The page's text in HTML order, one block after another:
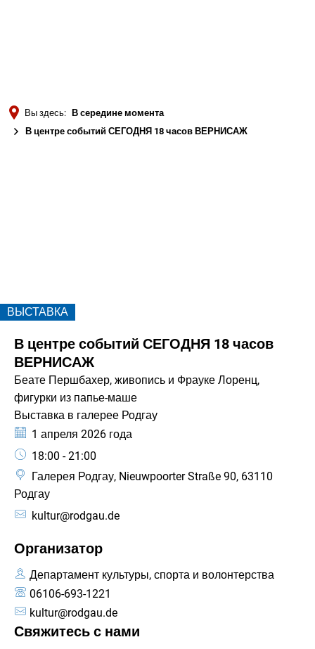
Вы здесь:
В середине момента
В центре событий СЕГОДНЯ 18 часов ВЕРНИСАЖ
ВЫСТАВКА
В центре событий СЕГОДНЯ 18 часов
ВЕРНИСАЖ
Беате Першбахер, живопись и Фрауке Лоренц,
фигурки из папье-маше
Выставка в галерее Родгау
Дата:
1 апреля 2026 года
Время:
18:00 - 21:00
Галерея Родгау, Nieuwpoorter Straße 90, 63110
Родгау
kultur@rodgau.de
Организатор
Департамент культуры, спорта и волонтерства
06106-693-1221
kultur@rodgau.de
Свяжитесь с нами